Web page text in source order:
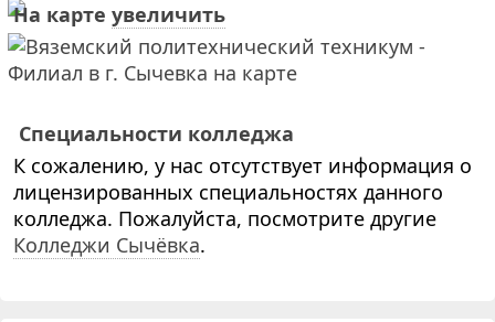
На карте увеличить
Специальности колледжа
К сожалению, у нас отсутствует информация о
лицензированных специальностях данного
колледжа. Пожалуйста, посмотрите другие
Колледжи Сычёвка.